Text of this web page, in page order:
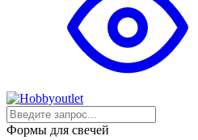
Формы для свечей